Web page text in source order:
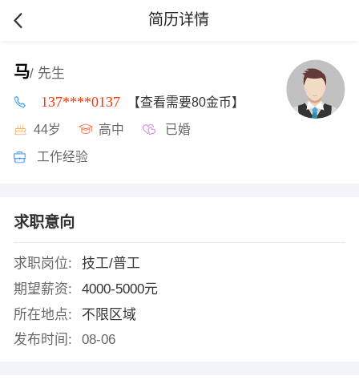
简历详情
马/ 先生
137****0137 【查看需要80金币】
44岁 高中 已婚
工作经验
求职意向
求职岗位:
技工/普工
期望薪资:
4000-5000元
所在地点:
不限区域
发布时间:
08-06